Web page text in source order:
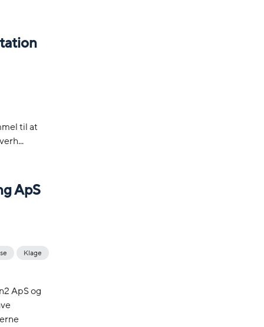
til at
ApS
Klage
ApS og